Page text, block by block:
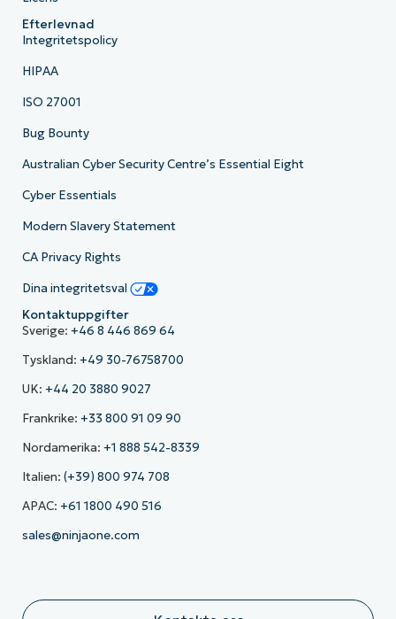
Efterlevnad
Integritetspolicy
HIPAA
ISO 27001
Bug Bounty
Australian Cyber Security Centre’s Essential Eight
Cyber Essentials
Modern Slavery Statement
CA Privacy Rights
Dina integritetsval
Kontaktuppgifter
Sverige: +46 8 446 869 64
Tyskland: +49 30-76758700
UK: +44 20 3880 9027
Frankrike: +33 800 91 09 90
Nordamerika: +1 888 542-8339
Italien: (+39) 800 974 708
APAC: +61 1800 490 516
sales@ninjaone.com